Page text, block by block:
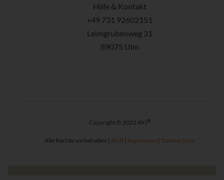
Hilfe & Kontakt
+49 731 92602151
Leimgrubenweg 31
89075 Ulm
Copyright © 2022 AYI ®
Alle Rechte vorbehalten | AGB | Impressum | Datenschutz